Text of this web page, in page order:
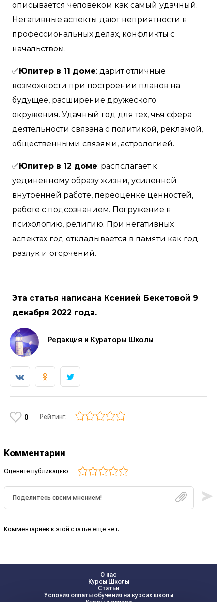
описывается человеком как самый удачный.
Негативные аспекты дают неприятности в
профессиональных делах, конфликты с
начальством.
✅Юпитер в 11 доме: дарит отличные
возможности при построении планов на
будущее, расширение дружеского
окружения. Удачный год для тех, чья сфера
деятельности связана с политикой, рекламой,
общественными связями, астрологией.
✅Юпитер в 12 доме: располагает к
уединенному образу жизни, усиленной
внутренней работе, переоценке ценностей,
работе с подсознанием. Погружение в
психологию, религию. При негативных
аспектах год откладывается в памяти как год
разлук и огорчений.
Эта статья написана Ксенией Бекетовой 9
декабря 2022 года.
Редакция и Кураторы Школы
0 Рейтинг:
Комментарии
Оцените публикацию:
Комментариев к этой статье ещё нет.
О нас
Курсы Школы
Статьи
Условия оплаты обучения на курсах школы